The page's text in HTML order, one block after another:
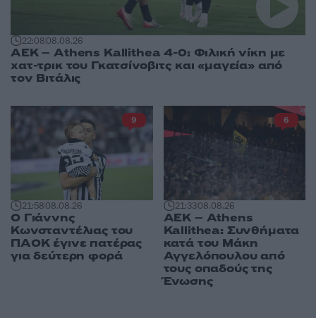
22:0808.08.26
ΑΕΚ – Athens Kallithea 4-0: Φιλική νίκη με
χατ-τρικ του Γκατσίνοβιτς και «μαγεία» από
τον Βιτάλις
21:5808.08.26
Ο Γιάννης
Κωνσταντέλιας του
ΠΑΟΚ έγινε πατέρας
για δεύτερη φορά
9
21:3308.08.26
ΑΕΚ – Athens
Kallithea: Συνθήματα
κατά του Μάκη
Αγγελόπουλου από
τους οπαδούς της
Ένωσης
6